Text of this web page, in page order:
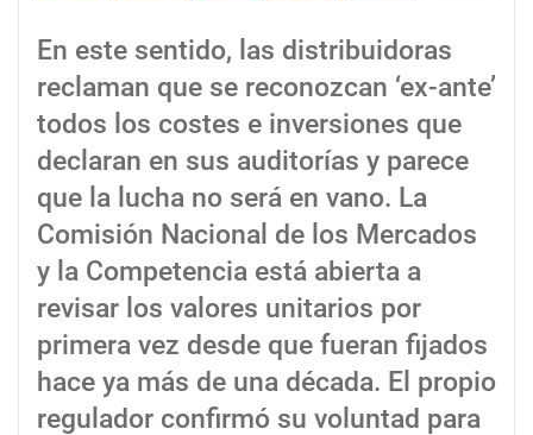
En este sentido, las distribuidoras
reclaman que se reconozcan ‘ex-ante’
todos los costes e inversiones que
declaran en sus auditorías y parece
que la lucha no será en vano. La
Comisión Nacional de los Mercados
y la Competencia está abierta a
revisar los valores unitarios por
primera vez desde que fueran fijados
hace ya más de una década. El propio
regulador confirmó su voluntad para